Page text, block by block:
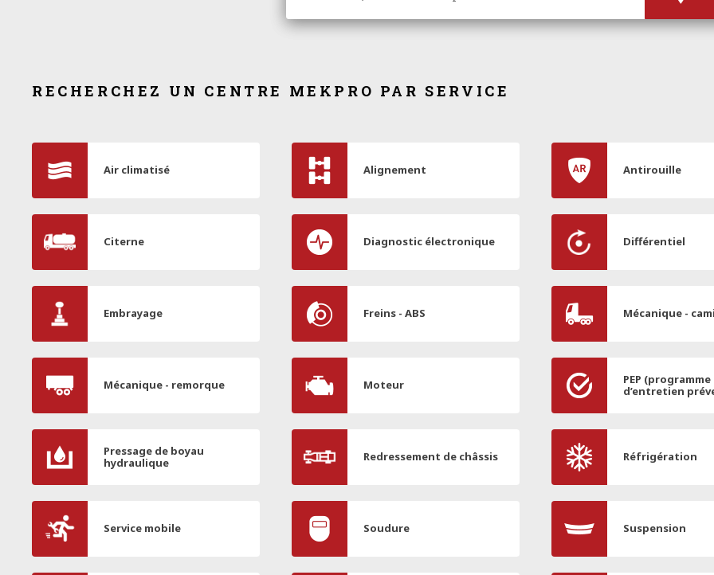
RECHERCHEZ UN CENTRE MEKPRO PAR SERVICE
Air climatisé Alignement Antirouille
Citerne Diagnostic électronique Différentiel
Embrayage Freins - ABS Mécanique -
Mécanique - remorque Moteur
PEP (programme
d’entretien
Pressage de boyau
hydraulique
Redressement de châssis Réfrigération
Service mobile Soudure Suspension